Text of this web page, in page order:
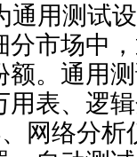
通用测试
分市场中
额。通用
用表、逻
网络分析